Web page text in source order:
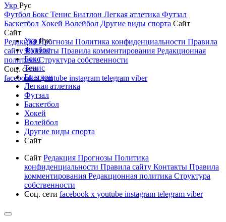
Укр Рус
Футбол Бокс Тенис Биатлон Легкая атлетика Футзал
Баскетбол Хокей Волейбол Другие виды спорта Сайт
Сайт
РедакцияПрогнозы Политика конфиденциальности Правила
сайтуКонтакты Правила комментирования Редакционная
политикаСтруктура собственности
Соц. сети
facebookxyoutube instagram telegram viber
УкрРус
Футбол
Бокс
Тенис
Биатлон
Легкая атлетика
Футзал
Баскетбол
Хокей
Волейбол
Другие виды спорта
Сайт
Сайт Редакция Прогнозы Политика
конфиденциальности Правила сайту Контакты Правила
комментирования Редакционная политика Структура
собственности
Соц. сети facebook x youtube instagram telegram viber